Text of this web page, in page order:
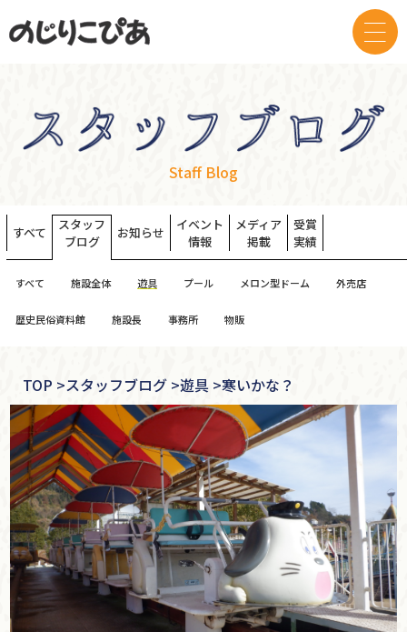
Staff Blog
すべて
スタッフ
ブログ
お知らせ
イベント
情報
メディア
掲載
受賞
実績
すべて 施設全体 遊具 プール メロン型ドーム 外売店
歴史民俗資料館 施設長 事務所 物販
TOP >スタッフブログ >遊具 >寒いかな？